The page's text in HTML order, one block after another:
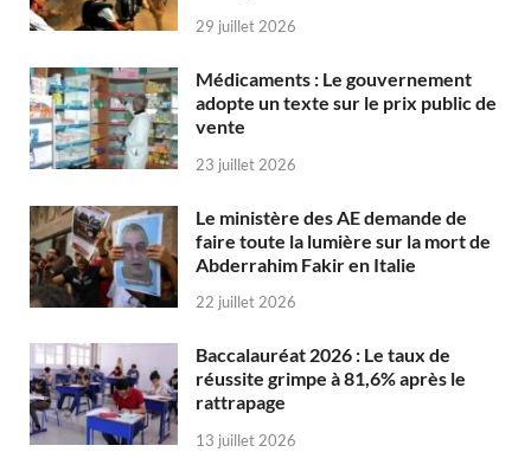
29 juillet 2026
Médicaments : Le gouvernement
adopte un texte sur le prix public de
vente
23 juillet 2026
Le ministère des AE demande de
faire toute la lumière sur la mort de
Abderrahim Fakir en Italie
22 juillet 2026
Baccalauréat 2026 : Le taux de
réussite grimpe à 81,6% après le
rattrapage
13 juillet 2026